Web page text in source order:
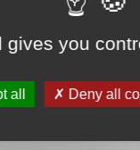
son mini CV
you
all Deny all